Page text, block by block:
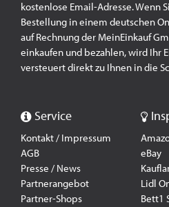
kostenlose Email-Adresse. Wenn
Bestellung in einem deutschen
auf Rechnung der MeinEinkauf
einkaufen und bezahlen, wird Ihr
versteuert direkt zu Ihnen in die
Service
Kontakt / Impressum
AGB
Presse / News
Partnerangebot
Partner-Shops
eBay
Lidl
Bett1